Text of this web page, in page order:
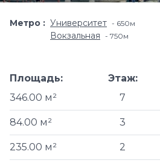
Метро Университет 650м
Вокзальная 750м
Площадь:
346.00 м²
Этаж:
7
84.00 м² 3
235.00 м² 2